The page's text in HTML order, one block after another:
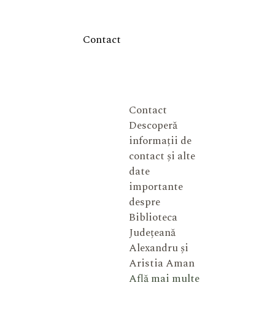
Contact
Contact
Descoperă
informații de
contact și alte
date
importante
despre
Biblioteca
Județeană
Alexandru și
Aristia Aman
Află mai multe